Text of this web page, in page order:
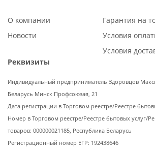
О компании
Новости
Гарантия на
Условия
Условия
Реквизиты
Индивидуальный предприниматель Здоровцов
Беларусь Минск Профсоюзая, 21
Дата регистрации в Торговом реестре/Реестре
Номер в Торговом реестре/Реестре бытовых услуг/
товаров: 000000021185, Республика Беларусь
Регистрационный номер ЕГР: 192438646